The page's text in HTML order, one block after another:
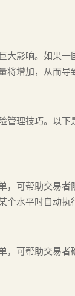
大影响。如果一
将增加，从而导
管理技巧。以下
，可帮助交易者
个水平时自动执
，可帮助交易者